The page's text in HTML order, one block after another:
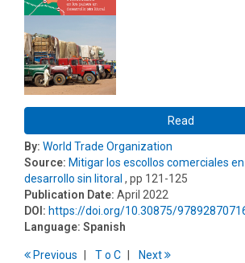
Read
By: World Trade Organization
Source: Mitigar los escollos comerciales
desarrollo sin litoral , pp 121-125
Publication Date: April 2022
DOI: https://doi.org/10.30875/
Language: Spanish
Previous To C Next